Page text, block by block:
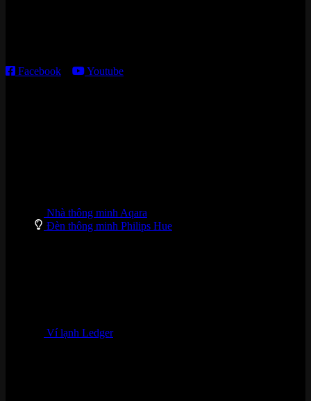
Facebook
Youtube
Nhà thông minh Aqara
Đèn thông minh Philips Hue
Ví lạnh Ledger